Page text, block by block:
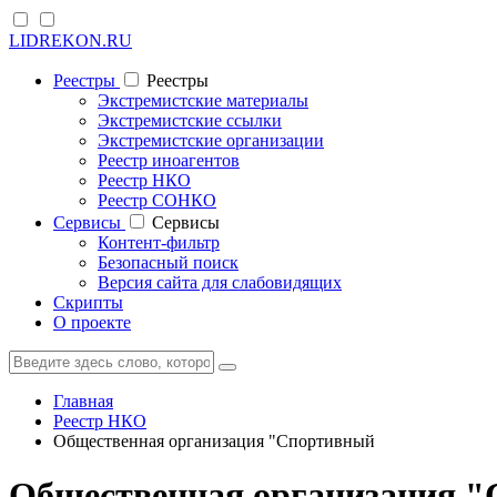
LIDREKON.RU
Реестры
Реестры
Экстремистские материалы
Экстремистские ссылки
Экстремистские организации
Реестр иноагентов
Реестр НКО
Реестр СОНКО
Cервисы
Cервисы
Контент-фильтр
Безопасный поиск
Версия сайта для слабовидящих
Скрипты
О проекте
Главная
Реестр НКО
Общественная организация "Спортивный